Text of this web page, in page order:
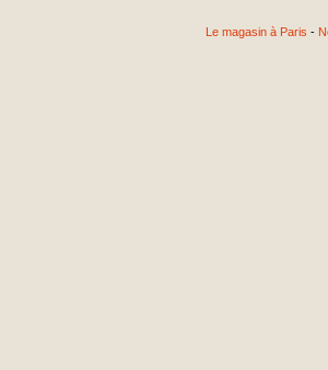
Le magasin à Paris -